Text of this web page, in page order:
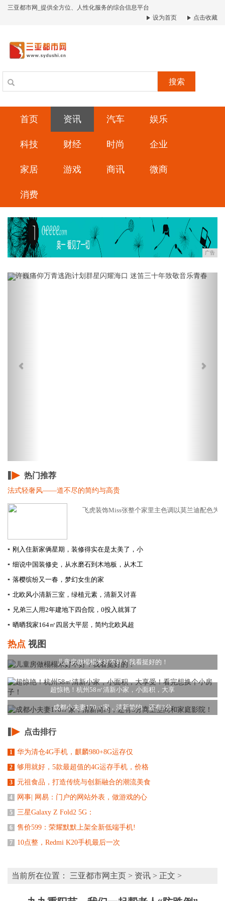
三亚都市网_提供全方位、人性化服务的综合信息平台
设为首页
点击收藏
搜索
首页 资讯 汽车 娱乐
科技 财经 时尚 企业
家居 游戏 商讯 微商
消费
广告
Previous Next
热门推荐
法式轻奢风——道不尽的简约与高贵
飞虎装饰Miss张整个家里主色调以莫兰迪配色为
▪ 刚入住新家俩星期，装修得实在是太美了，小
▪ 细说中国装修史，从水磨石到木地板，从木工
▪ 落樱缤纷又一春，梦幻女生的家
▪ 北欧风小清新三室，绿植元素，清新又讨喜
▪ 兄弟三人用2年建地下四合院，0投入就算了
▪ 晒晒我家164㎡四居大平层，简约北欧风超
热点 视图
儿童房做榻榻米好不好？我看挺好的！
超惊艳！杭州58㎡清新小家，小面积，大享
成都小夫妻170㎡家，清新简约，还有3分
点击排行
1 华为清仓4G手机，麒麟980+8G运存仅
2 够用就好，5款最超值的4G运存手机，价格
3 元祖食品，打造传统与创新融合的潮流美食
4 网事| 网易：门户的网站外表，做游戏的心
5 三星Galaxy Z Fold2 5G：
6 售价599：荣耀默默上架全新低端手机!
7 10点整，Redmi K20手机最后一次
当前所在位置： 三亚都市网主页 > 资讯 > 正文 >